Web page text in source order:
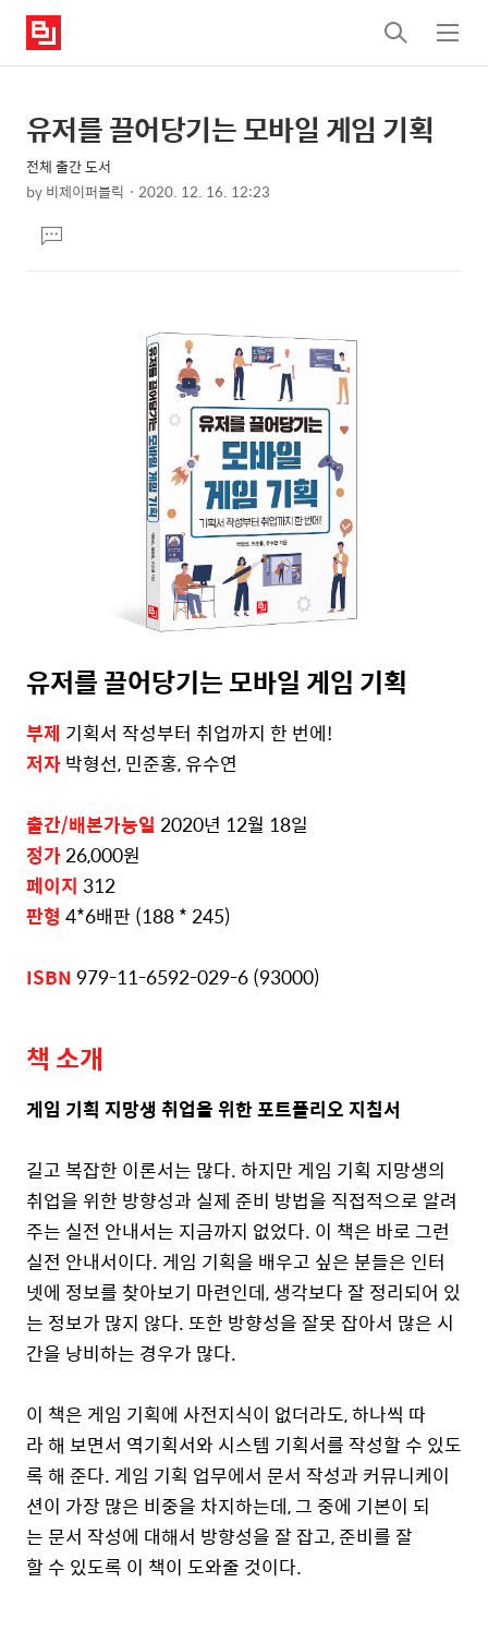
검
색
메
뉴
상
세
컨
텐
츠
본
문
제
목
유저를 끌어당기는 모바일 게임 기획
전체 출간 도서
by비제이퍼블릭 2020. 12. 16. 12:23
문댓
글
유저를 끌어당기는 모바일 게임 기획
부제 기획서 작성부터 취업까지 한 번에!
저자박형선, 민준홍, 유수연
출간/배본가능일2020년 12월 18일
정가26,000원
페이지 312
판형 4*6배판 (188 * 245)
ISBN 979-11-6592-029-6 (93000)
책 소개
게임 기획 지망생 취업을 위한 포트폴리오 지침서
길고 복잡한 이론서는 많다. 하지만 게임 기획 지망생의
취업을 위한 방향성과 실제 준비 방법을 직접적으로 알려
주는 실전 안내서는 지금까지 없었다. 이 책은 바로 그런
실전 안내서이다. 게임 기획을 배우고 싶은 분들은 인터
넷에 정보를 찾아보기 마련인데, 생각보다 잘 정리되어 있
는 정보가 많지 않다. 또한 방향성을 잘못 잡아서 많은 시
간을 낭비하는 경우가 많다.
이 책은 게임 기획에 사전지식이 없더라도, 하나씩 따
라 해 보면서 역기획서와 시스템 기획서를 작성할 수 있도
록 해 준다. 게임 기획 업무에서 문서 작성과 커뮤니케이
션이 가장 많은 비중을 차지하는데, 그 중에 기본이 되
는 문서 작성에 대해서 방향성을 잘 잡고, 준비를 잘
할 수 있도록 이 책이 도와줄 것이다.